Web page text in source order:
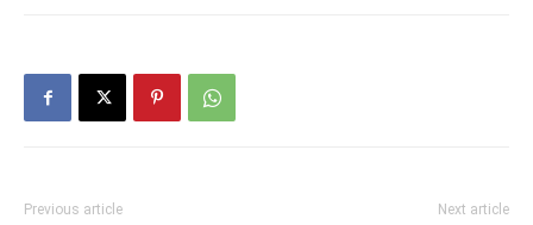
Previous article Next article